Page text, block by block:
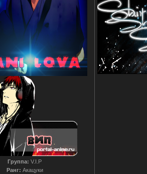
Группа: V.I.P
Ранг: Акацуки